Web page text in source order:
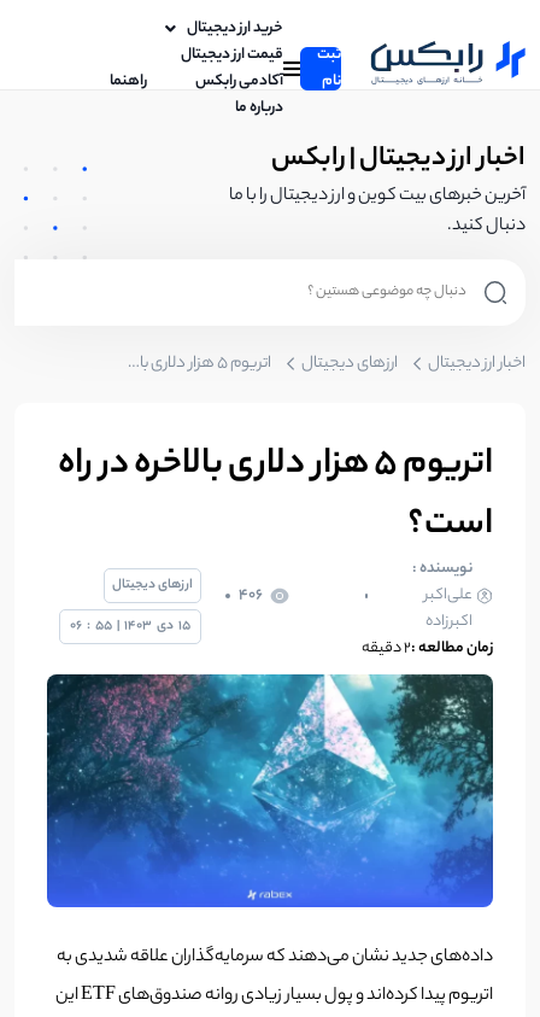
ثبت
نام
خرید ارز دیجیتال
قیمت ارز دیجیتال
آکادمی رابکس
راهنما
درباره ما
اخبار ارز دیجیتال | رابکس
آخرین خبرهای بیت کوین و ارز دیجیتال را با ما
دنبال کنید.
اخبار ارز دیجیتال ارزهای دیجیتال اتریوم 5 هزار دلاری بالاخره در راه است؟
اتریوم 5 هزار دلاری بالاخره در راه
است؟
نویسنده :
علی‌اکبر
اکبرزاده
406
زمان مطالعه :2 دقیقه
ارزهای دیجیتال
15 دی 1403
|
55
:
06
داده‌های جدید نشان می‌دهند که سرمایه‌گذاران علاقه شدیدی به
اتریوم پیدا کرده‌اند و پول بسیار زیادی روانه صندوق‌های ETF این